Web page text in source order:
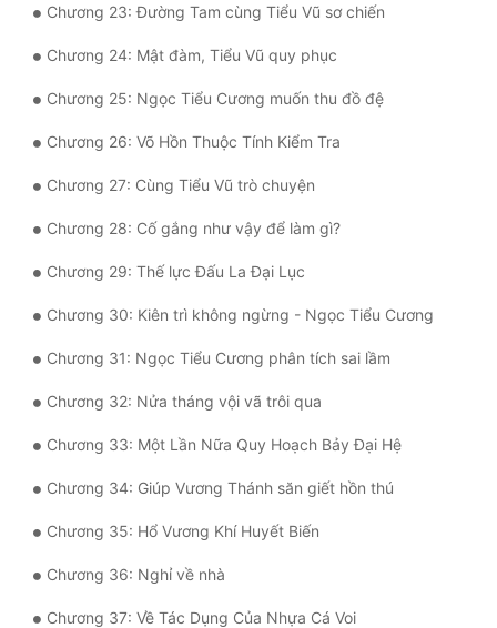
Cẩu Đạo Trường Sinh
Ngự Thú
Tính Cách Nhân Vật :
Cơ Trí
Sát Phạt Quyết Đoán
Vô Sỉ
Chương 23: Đường Tam cùng Tiểu Vũ sơ chiến
Chương 24: Mật đàm, Tiểu Vũ quy phục
Chương 25: Ngọc Tiểu Cương muốn thu đồ đệ
Chương 26: Võ Hồn Thuộc Tính Kiểm Tra
Chương 27: Cùng Tiểu Vũ trò chuyện
Chương 28: Cố gắng như vậy để làm gì?
Chương 29: Thế lực Đấu La Đại Lục
Chương 30: Kiên trì không ngừng - Ngọc Tiểu Cương
Chương 31: Ngọc Tiểu Cương phân tích sai lầm
Chương 32: Nửa tháng vội vã trôi qua
Chương 33: Một Lần Nữa Quy Hoạch Bảy Đại Hệ
Chương 34: Giúp Vương Thánh săn giết hồn thú
Chương 35: Hổ Vương Khí Huyết Biến
Chương 36: Nghỉ về nhà
Chương 37: Về Tác Dụng Của Nhựa Cá Voi